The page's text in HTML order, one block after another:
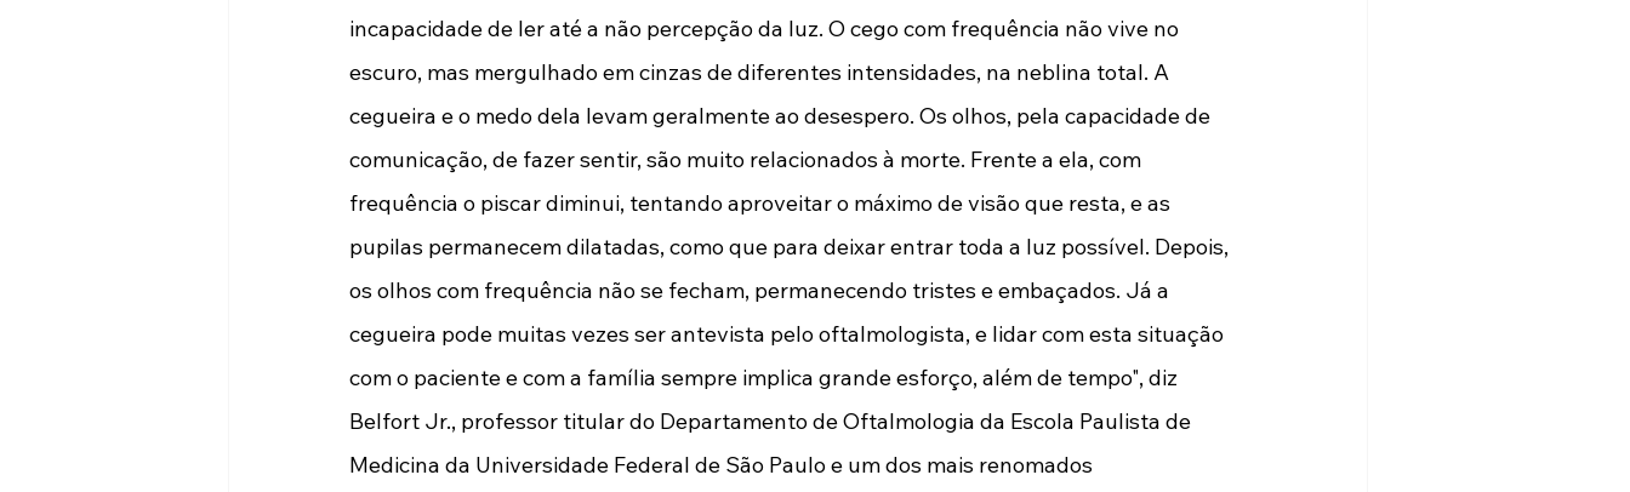
incapacidade de ler até a não percepção da luz. O cego com frequência não vive no
escuro, mas mergulhado em cinzas de diferentes intensidades, na neblina total. A
cegueira e o medo dela levam geralmente ao desespero. Os olhos, pela capacidade de
comunicação, de fazer sentir, são muito relacionados à morte. Frente a ela, com
frequência o piscar diminui, tentando aproveitar o máximo de visão que resta, e as
pupilas permanecem dilatadas, como que para deixar entrar toda a luz possível. Depois,
os olhos com frequência não se fecham, permanecendo tristes e embaçados. Já a
cegueira pode muitas vezes ser antevista pelo oftalmologista, e lidar com esta situação
com o paciente e com a família sempre implica grande esforço, além de tempo", diz
Belfort Jr., professor titular do Departamento de Oftalmologia da Escola Paulista de
Medicina da Universidade Federal de São Paulo e um dos mais renomados